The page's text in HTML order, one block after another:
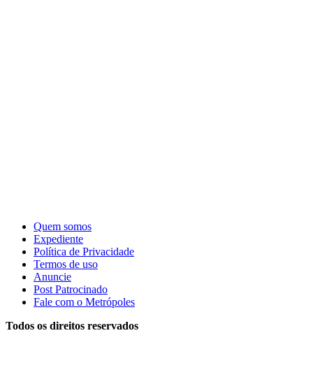
Quem somos
Expediente
Política de Privacidade
Termos de uso
Anuncie
Post Patrocinado
Fale com o Metrópoles
Todos os direitos reservados